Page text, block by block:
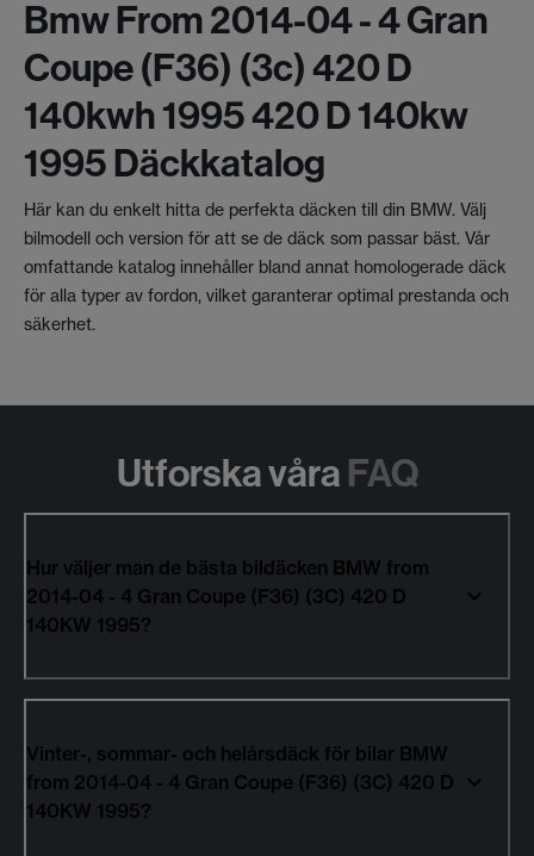
Bmw From 2014-04 - 4 Gran
Coupe (f36) (3c) 420 D
140kwh 1995 420 D 140kw
1995 Däckkatalog
Här kan du enkelt hitta de perfekta däcken till din BMW. Välj
bilmodell och version för att se de däck som passar bäst. Vår
omfattande katalog innehåller bland annat homologerade däck
för alla typer av fordon, vilket garanterar optimal prestanda och
säkerhet.
Utforska våra FAQ
Hur väljer man de bästa bildäcken BMW from
2014-04 - 4 Gran Coupe (F36) (3C) 420 D
140KW 1995?
Vinter-, sommar- och helårsdäck för bilar BMW
from 2014-04 - 4 Gran Coupe (F36) (3C) 420 D
140KW 1995?